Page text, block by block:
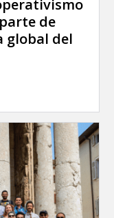
de
global del